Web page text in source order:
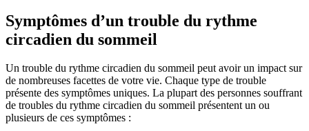
Symptômes d’un trouble du rythme
circadien du sommeil
Un trouble du rythme circadien du sommeil peut avoir un impact sur
de nombreuses facettes de votre vie. Chaque type de trouble
présente des symptômes uniques. La plupart des personnes souffrant
de troubles du rythme circadien du sommeil présentent un ou
plusieurs de ces symptômes :